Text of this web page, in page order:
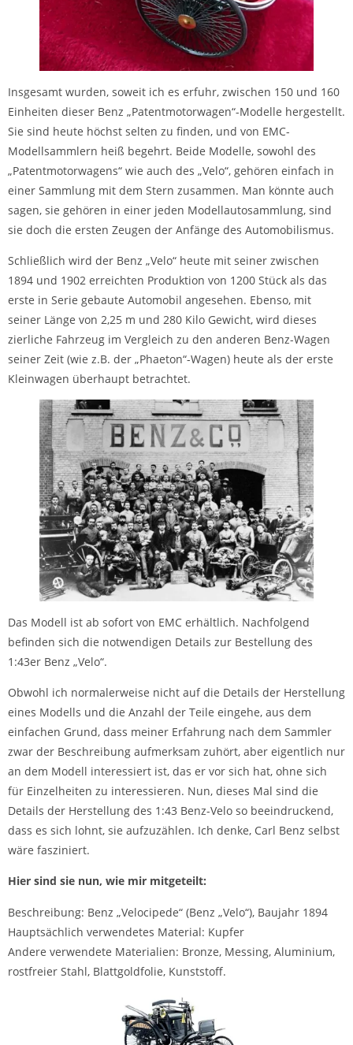
Insgesamt wurden, soweit ich es erfuhr, zwischen 150 und 160
Einheiten dieser Benz „Patentmotorwagen“-Modelle hergestellt.
Sie sind heute höchst selten zu finden, und von EMC-
Modellsammlern heiß begehrt. Beide Modelle, sowohl des
„Patentmotorwagens“ wie auch des „Velo“, gehören einfach in
einer Sammlung mit dem Stern zusammen. Man könnte auch
sagen, sie gehören in einer jeden Modellautosammlung, sind
sie doch die ersten Zeugen der Anfänge des Automobilismus.
Schließlich wird der Benz „Velo“ heute mit seiner zwischen
1894 und 1902 erreichten Produktion von 1200 Stück als das
erste in Serie gebaute Automobil angesehen. Ebenso, mit
seiner Länge von 2,25 m und 280 Kilo Gewicht, wird dieses
zierliche Fahrzeug im Vergleich zu den anderen Benz-Wagen
seiner Zeit (wie z.B. der „Phaeton“-Wagen) heute als der erste
Kleinwagen überhaupt betrachtet.
Das Modell ist ab sofort von EMC erhältlich. Nachfolgend
befinden sich die notwendigen Details zur Bestellung des
1:43er Benz „Velo“.
Obwohl ich normalerweise nicht auf die Details der Herstellung
eines Modells und die Anzahl der Teile eingehe, aus dem
einfachen Grund, dass meiner Erfahrung nach dem Sammler
zwar der Beschreibung aufmerksam zuhört, aber eigentlich nur
an dem Modell interessiert ist, das er vor sich hat, ohne sich
für Einzelheiten zu interessieren. Nun, dieses Mal sind die
Details der Herstellung des 1:43 Benz-Velo so beeindruckend,
dass es sich lohnt, sie aufzuzählen. Ich denke, Carl Benz selbst
wäre fasziniert.
Hier sind sie nun, wie mir mitgeteilt:
Beschreibung: Benz „Velocipede“ (Benz „Velo“), Baujahr 1894
Hauptsächlich verwendetes Material: Kupfer
Andere verwendete Materialien: Bronze, Messing, Aluminium,
rostfreier Stahl, Blattgoldfolie, Kunststoff.